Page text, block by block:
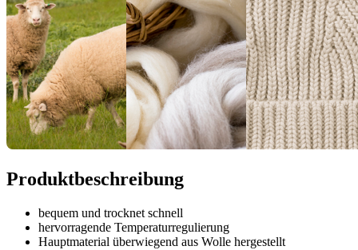
Produktbeschreibung
bequem und trocknet schnell
hervorragende Temperaturregulierung
Hauptmaterial überwiegend aus Wolle hergestellt